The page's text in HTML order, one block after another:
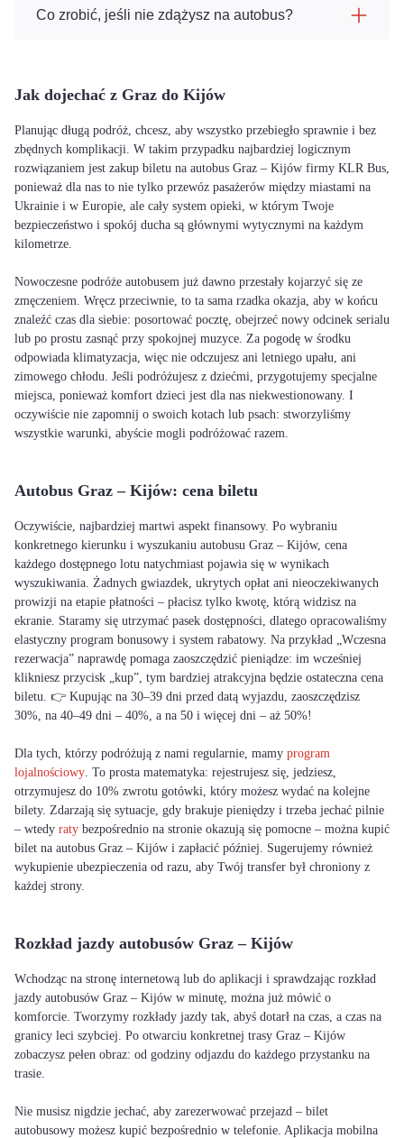
Co zrobić, jeśli nie zdążysz na autobus?
Jak dojechać z Graz do Kijów
Planując długą podróż, chcesz, aby wszystko przebiegło sprawnie i bez
zbędnych komplikacji. W takim przypadku najbardziej logicznym
rozwiązaniem jest zakup biletu na autobus Graz – Kijów firmy KLR Bus,
ponieważ dla nas to nie tylko przewóz pasażerów między miastami na
Ukrainie i w Europie, ale cały system opieki, w którym Twoje
bezpieczeństwo i spokój ducha są głównymi wytycznymi na każdym
kilometrze.
Nowoczesne podróże autobusem już dawno przestały kojarzyć się ze
zmęczeniem. Wręcz przeciwnie, to ta sama rzadka okazja, aby w końcu
znaleźć czas dla siebie: posortować pocztę, obejrzeć nowy odcinek serialu
lub po prostu zasnąć przy spokojnej muzyce. Za pogodę w środku
odpowiada klimatyzacja, więc nie odczujesz ani letniego upału, ani
zimowego chłodu. Jeśli podróżujesz z dziećmi, przygotujemy specjalne
miejsca, ponieważ komfort dzieci jest dla nas niekwestionowany. I
oczywiście nie zapomnij o swoich kotach lub psach: stworzyliśmy
wszystkie warunki, abyście mogli podróżować razem.
Autobus Graz – Kijów: cena biletu
Oczywiście, najbardziej martwi aspekt finansowy. Po wybraniu
konkretnego kierunku i wyszukaniu autobusu Graz – Kijów, cena
każdego dostępnego lotu natychmiast pojawia się w wynikach
wyszukiwania. Żadnych gwiazdek, ukrytych opłat ani nieoczekiwanych
prowizji na etapie płatności – płacisz tylko kwotę, którą widzisz na
ekranie. Staramy się utrzymać pasek dostępności, dlatego opracowaliśmy
elastyczny program bonusowy i system rabatowy. Na przykład „Wczesna
rezerwacja” naprawdę pomaga zaoszczędzić pieniądze: im wcześniej
klikniesz przycisk „kup”, tym bardziej atrakcyjna będzie ostateczna cena
biletu. 👉 Kupując na 30–39 dni przed datą wyjazdu, zaoszczędzisz
30%, na 40–49 dni – 40%, a na 50 i więcej dni – aż 50%!
Dla tych, którzy podróżują z nami regularnie, mamy program
lojalnościowy. To prosta matematyka: rejestrujesz się, jedziesz,
otrzymujesz do 10% zwrotu gotówki, który możesz wydać na kolejne
bilety. Zdarzają się sytuacje, gdy brakuje pieniędzy i trzeba jechać pilnie
– wtedy raty bezpośrednio na stronie okazują się pomocne – można kupić
bilet na autobus Graz – Kijów i zapłacić później. Sugerujemy również
wykupienie ubezpieczenia od razu, aby Twój transfer był chroniony z
każdej strony.
Rozkład jazdy autobusów Graz – Kijów
Wchodząc na stronę internetową lub do aplikacji i sprawdzając rozkład
jazdy autobusów Graz – Kijów w minutę, można już mówić o
komforcie. Tworzymy rozkłady jazdy tak, abyś dotarł na czas, a czas na
granicy leci szybciej. Po otwarciu konkretnej trasy Graz – Kijów
zobaczysz pełen obraz: od godziny odjazdu do każdego przystanku na
trasie.
Nie musisz nigdzie jechać, aby zarezerwować przejazd – bilet
autobusowy możesz kupić bezpośrednio w telefonie. Aplikacja mobilna